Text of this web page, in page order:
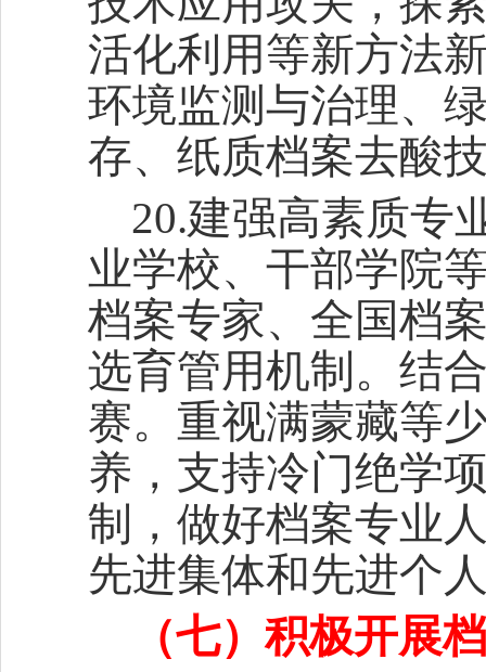
活化利用等新方法
环境监测与治理、
存、纸质档案去酸
20.建强高素质专
业学校、干部学院
档案专家、全国档
选育管用机制。结
赛。重视满蒙藏等
养，支持冷门绝学
制，做好档案专业
先进集体和先进个
（七）积极开展